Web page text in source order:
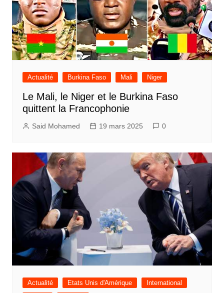
Actualité Burkina Faso Mali Niger
Le Mali, le Niger et le Burkina Faso
quittent la Francophonie
Said Mohamed 19 mars 2025 0
Actualité Etats Unis d'Amérique
International